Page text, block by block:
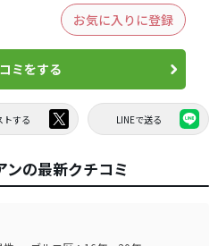
お気に入りに登録
ミをする
トする LINEで送る
ンの最新クチコミ